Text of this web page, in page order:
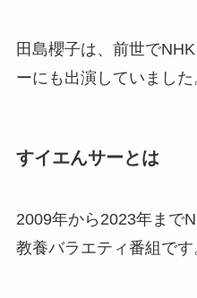
田島櫻子は、前世で
ーにも出演していました
すイエんサーとは
2009年から2023年まで
教養バラエティ番組です